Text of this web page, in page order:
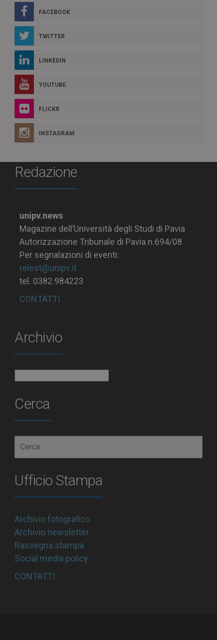
FACEBOOK
TWITTER
LINKEDIN
YOUTUBE
FLICKR
INSTAGRAM
Redazione
unipv.news
Magazine dell’Università degli Studi di Pavia
Autorizzazione Tribunale di Pavia n.694/08
Per segnalazioni di eventi:
relest@unipv.it
tel. 0382.984223
CONTATTI
Archivio
Cerca
Ufficio Stampa
Archivio fotografico
Archivio newsletter
Rassegna stampa
Social media policy
CONTATTI